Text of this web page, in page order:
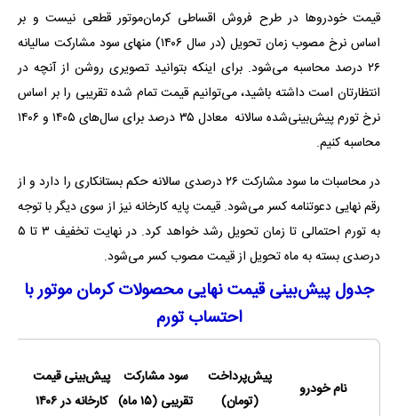
قیمت خودروها در طرح فروش اقساطی کرمان‌موتور قطعی نیست و بر
اساس نرخ مصوب زمان تحویل (در سال ۱۴۰۶) منهای سود مشارکت سالیانه
۲۶ درصد محاسبه می‌شود. برای اینکه بتوانید تصویری روشن از آنچه در
انتظارتان است داشته باشید، می‌توانیم قیمت تمام شده تقریبی را بر اساس
نرخ تورم پیش‌بینی‌شده سالانه معادل ۳۵ درصد برای سال‌های ۱۴۰۵ و ۱۴۰۶
محاسبه کنیم.
در محاسبات ما سود مشارکت ۲۶ درصدی سالانه حکم بستانکاری را دارد و از
رقم نهایی دعوتنامه کسر می‌شود. قیمت پایه کارخانه نیز از سوی دیگر با توجه
به تورم احتمالی تا زمان تحویل رشد خواهد کرد. در نهایت تخفیف ۳ تا ۵
درصدی بسته به ماه تحویل از قیمت مصوب کسر می‌شود.
جدول پیش‌بینی قیمت نهایی محصولات کرمان موتور با
احتساب تورم
نام خودرو
پیش‌پرداخت
(تومان)
سود مشارکت
تقریبی (۱۵ ماه)
پیش‌بینی قیمت
کارخانه در ۱۴۰۶